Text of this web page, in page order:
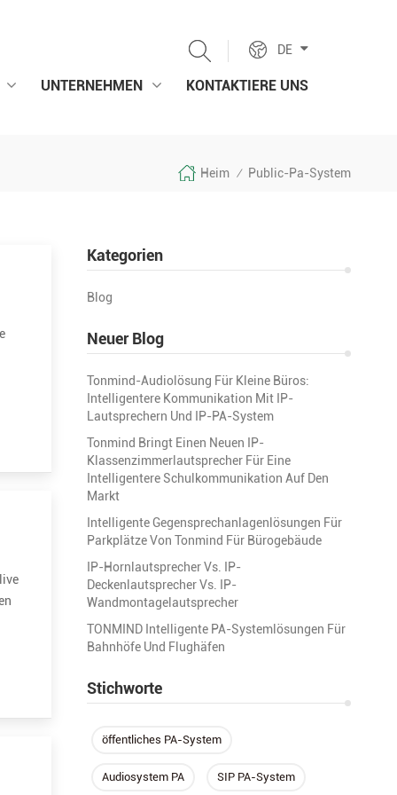
DE
UNTERNEHMEN KONTAKTIERE UNS
Heim / Public-Pa-System
Kategorien
Blog
Neuer Blog
Tonmind-Audiolösung Für Kleine Büros:
Intelligentere Kommunikation Mit IP-
Lautsprechern Und IP-PA-System
Tonmind Bringt Einen Neuen IP-
Klassenzimmerlautsprecher Für Eine
Intelligentere Schulkommunikation Auf Den
Markt
Intelligente Gegensprechanlagenlösungen Für
Parkplätze Von Tonmind Für Bürogebäude
IP-Hornlautsprecher Vs. IP-
Deckenlautsprecher Vs. IP-
Wandmontagelautsprecher
TONMIND Intelligente PA-Systemlösungen Für
Bahnhöfe Und Flughäfen
Stichworte
öffentliches PA-System
Audiosystem PA SIP PA-System